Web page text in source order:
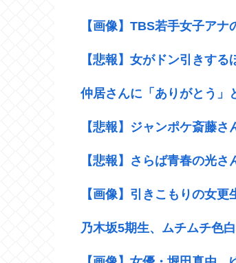
【画像】TBS若手女子ア
【悲報】女がドン引きす
仲居さんに「ありがとう
【悲報】ジャンポケ斎藤さ
【悲報】さらば青春の光
【画像】引きこもりの女
乃木坂5期生、ムチムチ色